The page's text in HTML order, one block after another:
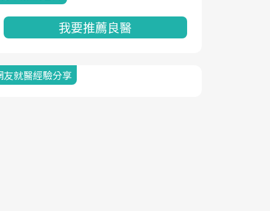
我要推薦良醫
友就醫經驗分享